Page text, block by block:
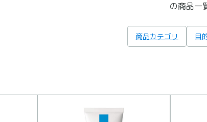
の商品一
商品カテゴリ 目